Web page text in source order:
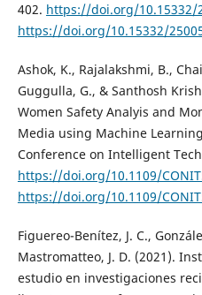
402. https://doi.org/10.15332/
https://doi.org/10.15332/
Ashok, K., Rajalakshmi, B.,
Guggulla, G., & Santhosh
Women Safety Analyis and
Media using Machine
Conference on Intelligent
https://doi.org/10.1109/
https://doi.org/10.1109/
Figuereo-Benítez, J. C.,
Mastromatteo, J. D. (2021).
estudio en investigaciones